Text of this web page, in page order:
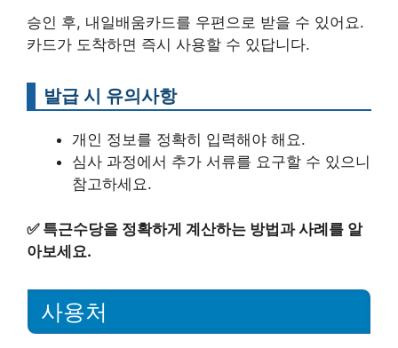
승인 후, 내일배움카드를 우편으로 받을 수 있어요.
카드가 도착하면 즉시 사용할 수 있답니다.
발급 시 유의사항
개인 정보를 정확히 입력해야 해요.
심사 과정에서 추가 서류를 요구할 수 있으니
참고하세요.
✅ 특근수당을 정확하게 계산하는 방법과 사례를 알
아보세요.
사용처